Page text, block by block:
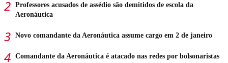
Professores acusados de assédio são demitidos de escola da
Aeronáutica
Novo comandante da Aeronáutica assume cargo em 2 de janeiro
Comandante da Aeronáutica é atacado nas redes por bolsonaristas